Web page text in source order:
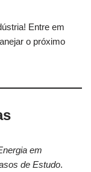
Entre em
o próximo
em
de Estudo.